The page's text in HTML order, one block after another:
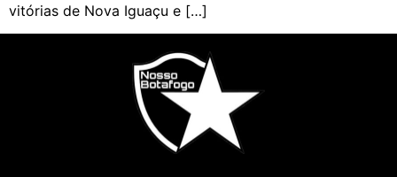
vitórias de Nova Iguaçu e […]